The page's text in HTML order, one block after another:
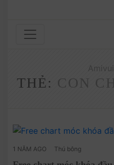
THẺ:
1 NĂM AGO Thú bông